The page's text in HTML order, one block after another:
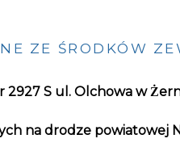
ZE ŚRODKÓW
S ul. Olchowa w
na drodze powiatowej